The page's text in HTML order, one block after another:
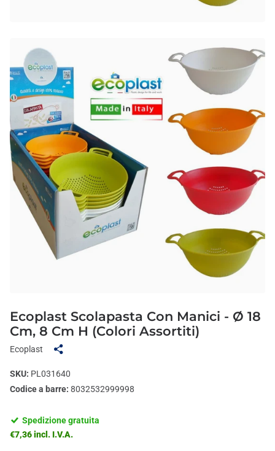
Ecoplast Scolapasta Con Manici - Ø 18
Cm, 8 Cm H (Colori Assortiti)
Ecoplast
SKU: PL031640
Codice a barre: 8032532999998
Spedizione gratuita
€7,36 incl. I.V.A.